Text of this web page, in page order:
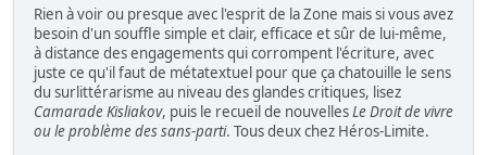
Rien à voir ou presque avec l'esprit de la Zone mais si vous avez
besoin d'un souffle simple et clair, efficace et sûr de lui-même,
à distance des engagements qui corrompent l'écriture, avec
juste ce qu'il faut de métatextuel pour que ça chatouille le sens
du surlittérarisme au niveau des glandes critiques, lisez
Camarade Kisliakov, puis le recueil de nouvellesLe Droit de vivre
ou le problème des sans-parti. Tous deux chez Héros-Limite.